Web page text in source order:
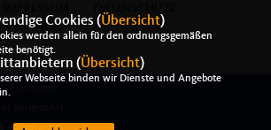
KONTAKT
Herrmann -
vorbehalten.
Cookies (Übersicht)
werden allein für den ordnungsgemäßen
benötigt.
(Übersicht)
Webseite binden wir Dienste und Angebote